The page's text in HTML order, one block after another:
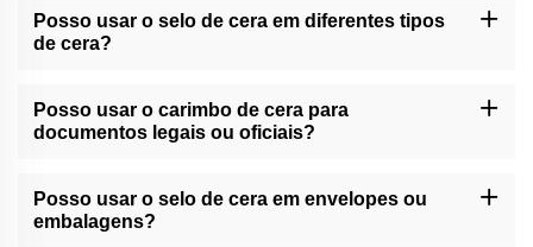
selos de cera. Por favor, entre em contato com o nosso suporte
ao cliente ou consulte o nosso site para serviços de
personalização disponíveis.
Posso usar o selo de cera em diferentes tipos
de cera?
com vários tipos de cera de vedação, incluindo bastões de cera
tradicionais ou cera adesiva moderna.
Posso usar o carimbo de cera para
documentos legais ou oficiais?
decorativo a documentos legais ou oficiais. Contudo, é
aconselhável seguir regulamentos ou orientações específicos
relativos aos selos para tais documentos.
Posso usar o selo de cera em envelopes ou
embalagens?